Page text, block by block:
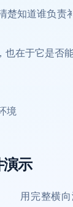
楚知道谁负
也在于它是否
境
演示
用完整横